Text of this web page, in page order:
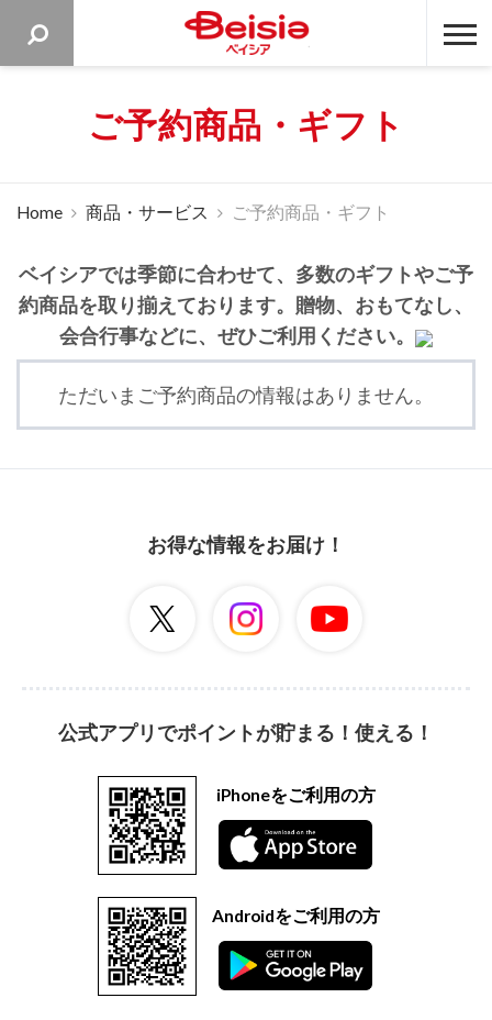
ベイシア
ご予約商品・ギフト
Home 商品・サービス ご予約商品・ギフト
ベイシアでは季節に合わせて、多数のギフトやご予
約商品を取り揃えております。贈物、おもてなし、
会合行事などに、ぜひご利用ください。
ただいまご予約商品の情報はありません。
お得な情報をお届け！
公式アプリでポイントが貯まる！使える！
iPhoneをご利用の方
Androidをご利用の方